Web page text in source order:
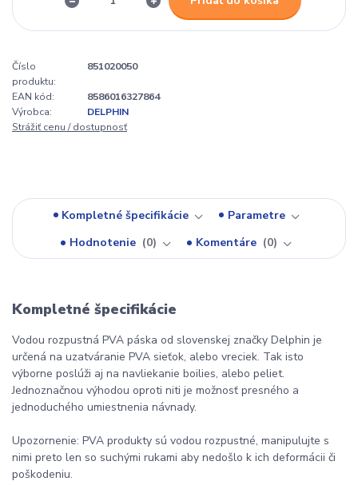
Číslo
produktu:
851020050
EAN kód:
8586016327864
Výrobca:
DELPHIN
Strážiť cenu / dostupnosť
Kompletné špecifikácie
Parametre
Hodnotenie
0 Komentáre 0
Kompletné špecifikácie
Vodou rozpustná PVA páska od slovenskej značky Delphin je
určená na uzatváranie PVA sieťok, alebo vreciek. Tak isto
výborne poslúži aj na navliekanie boilies, alebo peliet.
Jednoznačnou výhodou oproti niti je možnosť presného a
jednoduchého umiestnenia návnady.
Upozornenie: PVA produkty sú vodou rozpustné, manipulujte s
nimi preto len so suchými rukami aby nedošlo k ich deformácii či
poškodeniu.